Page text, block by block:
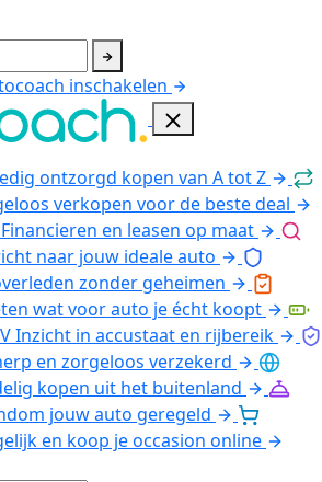
inschakelen
ontzorgd kopen van A tot Z
verkopen voor de beste deal
Financieren en leasen op maat
naar jouw ideale auto
zonder geheimen
wat voor auto je écht koopt
Inzicht in accustaat en rijbereik
en zorgeloos verzekerd
kopen uit het buitenland
jouw auto geregeld
en koop je occasion online